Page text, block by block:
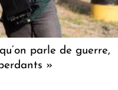
parle de guerre,
»